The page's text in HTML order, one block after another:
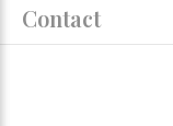
Contact